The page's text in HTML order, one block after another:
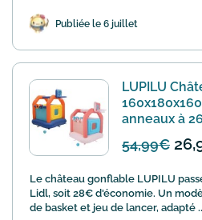
Publiée le 6 juillet
LUPILU
anneaux à
54,99€
Le château gonflable LUPILU
Lidl, soit 28€ d'économie. Un
de basket et jeu de lancer, adapté